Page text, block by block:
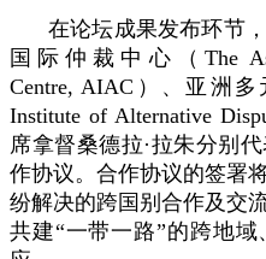
在论坛成果发布环节
国际仲裁中心（The
Centre, AIAC）、亚洲
Institute of Alternative
席拿督桑德拉·拉朱分别
作协议。合作协议的签署
纷解决的跨国别合作及交
共建“一带一路”的跨地